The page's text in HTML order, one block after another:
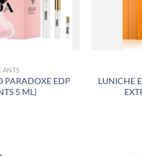
PARADOXE EDP
5 ML)
LUNICHE